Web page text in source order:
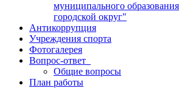
муниципального
городской округ"
Антикоррупция
Учреждения спорта
Фотогалерея
Вопрос-ответ
Общие вопросы
План работы